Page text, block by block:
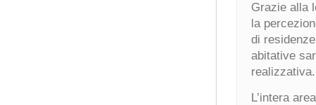
Grazie alla
la
di
abitative
realizzativa.
L’intera